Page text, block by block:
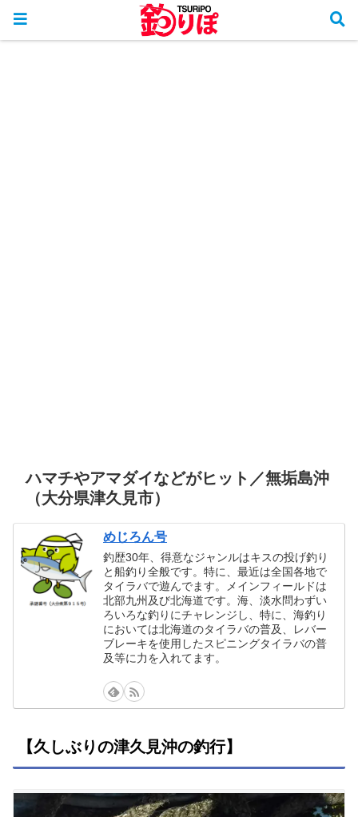
ホーム 釣行リポート
ハマチやアマダイなどがヒット／無垢島沖
（大分県津久見市）
めじろん号
釣歴30年、得意なジャンルはキスの投げ釣り
と船釣り全般です。特に、最近は全国各地で
タイラバで遊んでます。メインフィールドは
北部九州及び北海道です。海、淡水問わずい
ろいろな釣りにチャレンジし、特に、海釣り
においては北海道のタイラバの普及、レバー
ブレーキを使用したスピニングタイラバの普
及等に力を入れてます。
【久しぶりの津久見沖の釣行】